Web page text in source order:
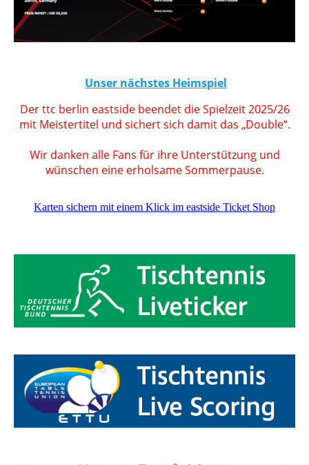
Unser nächstes Heimspiel
Der ttc berlin eastside beendet die Spielzeit 2025/26
mit Meistertitel und sichert sich damit das „Double“.
Wir danken alle Fans für ihre Unterstützung und
wünschen eine erholsame Sommerpause.
Karten sichern mit einem Klick im eastside Ticket Shop